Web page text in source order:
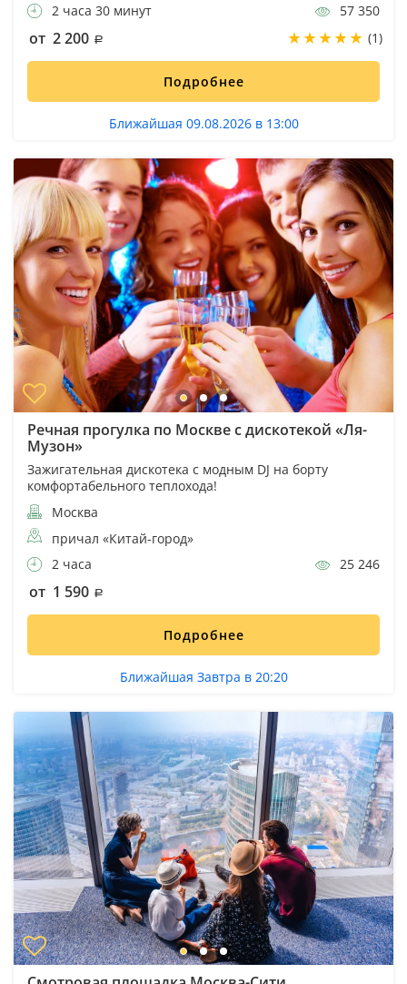
2 часа 30 минут
57 350
от 2 200 (1)
Подробнее
Ближайшая 09.08.2026 в 13:00
Речная прогулка по Москве с дискотекой «Ля-
Музон»
Зажигательная дискотека с модным DJ на борту
комфортабельного теплохода!
Москва
причал «Китай-город»
2 часа
25 246
от 1 590
Подробнее
Ближайшая Завтра в 20:20